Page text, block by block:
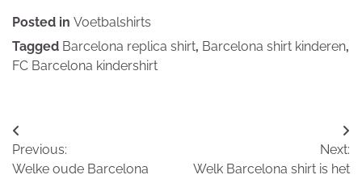
Posted in Voetbalshirts
Tagged Barcelona replica shirt, Barcelona shirt kinderen,
FC Barcelona kindershirt
Bericht
navigatie
Previous:
Welke oude Barcelona
Next:
Welk Barcelona shirt is het